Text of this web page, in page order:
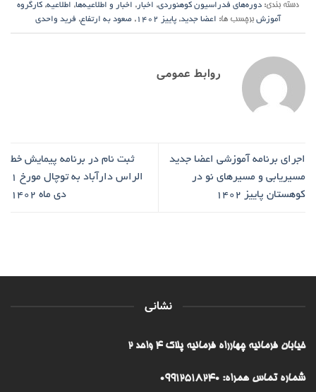
دسته بندی: دوره‌های فدراسیون کوهنوردی, اخبار , اخبار و اطلاعیه‌ها, اطلاعیه, کارگروه
آموزش برچسب ها: اعضا جدید, پاییز 1402 , صعود به ارتفاع, فرید واحدی
روابط عمومی
اجرای برنامه آموزشی اعضا جدید
مسیریابی و مسیرهای نو در
کوهستان پاییز 1402
ثبت نام در برنامه پیمایش خط
الراس دارآباد به توچال مورخ ۱
دی ماه ۱۴۰۲
نشانی
خیابان فرمانیه چهارراه فرمانیه پلاک ۴ واحد ۲
شماره تماس همراه: 09912518240